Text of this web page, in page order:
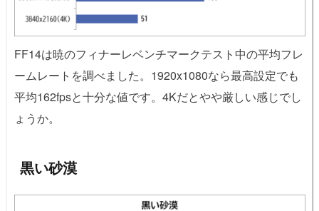
FF14は暁のフィナーレベンチマークテスト中の平均フレ
ームレートを調べました。1920x1080なら最高設定でも
平均162fpsと十分な値です。4Kだとやや厳しい感じでし
ょうか。
黒い砂漠